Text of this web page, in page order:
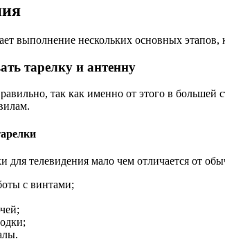
выполнение нескольких основных
тарелку и антенну
так как именно от этого в большей
телевидения мало чем отличается от
с винтами;